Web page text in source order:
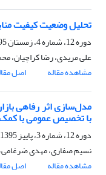
تحلیل وضعیت کیفیت منابع آب
دوره 12، شماره 4، زمستان 1395، صفحه
علی مریدی، رضا کراچیان،
مشاهده مقاله
اصل
مدل‌سازی اثر رفاهی
با تخصیص عمومی با کمک
دوره 12، شماره 3، پاییز 1395، صفحه
نسیم صفاری، مهدی
مشاهده مقاله
اصل